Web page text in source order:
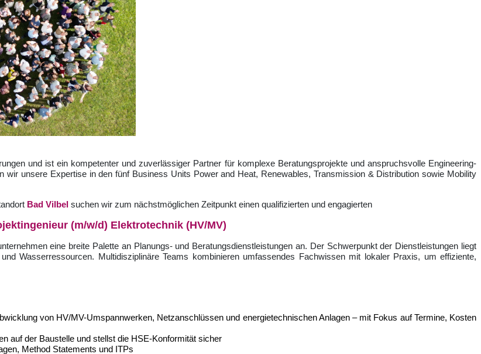
und ist ein kompetenter und zuverlässiger Partner für komplexe Beratungsprojekte und anspruchsvolle Engineering-
wir unsere Expertise in denfünfBusiness Units Power and Heat, Renewables, Transmission & Distribution sowie Mobility
Bad Vilbel suchen wir zum nächstmöglichen Zeitpunkt einen qualifizierten und engagierten
(m/w/d) Elektrotechnik (HV/MV)
eine breite Palette an Planungs- und Beratungsdienstleistungen an. Der Schwerpunkt der Dienstleistungen liegt
Wasserressourcen. Multidisziplinäre Teams kombinieren umfassendes Fachwissen mit lokaler Praxis, um effiziente,
von HV/MV-Umspannwerken, Netzanschlüssen und energietechnischen Anlagen – mit Fokus auf Termine, Kosten
auf der Baustelle und stellst die HSE-Konformität sicher
Method Statements und ITPs